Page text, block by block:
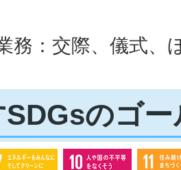
務：交際、儀式、
のゴー